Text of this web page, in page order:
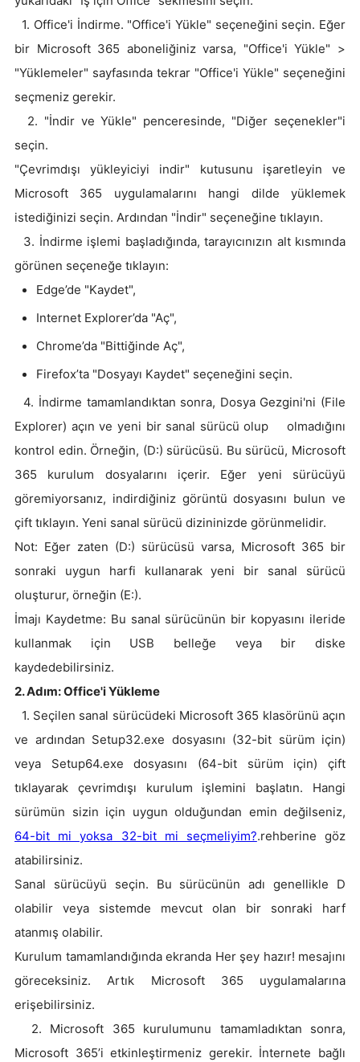
1. Office'i İndirme. "Office'i Yükle" seçeneğini seçin. Eğer
bir Microsoft 365 aboneliğiniz varsa, "Office'i Yükle" >
"Yüklemeler" sayfasında tekrar "Office'i Yükle" seçeneğini
seçmeniz gerekir.
2. "İndir ve Yükle" penceresinde, "Diğer seçenekler"i
seçin.
"Çevrimdışı yükleyiciyi indir" kutusunu işaretleyin ve
Microsoft 365 uygulamalarını hangi dilde yüklemek
istediğinizi seçin. Ardından "İndir" seçeneğine tıklayın.
3. İndirme işlemi başladığında, tarayıcınızın alt kısmında
görünen seçeneğe tıklayın:
Edge’de "Kaydet",
Internet Explorer’da "Aç",
Chrome’da "Bittiğinde Aç",
Firefox’ta "Dosyayı Kaydet" seçeneğini seçin.
4. İndirme tamamlandıktan sonra, Dosya Gezgini'ni (File
Explorer) açın ve yeni bir sanal sürücü olup olmadığını
kontrol edin. Örneğin, (D:) sürücüsü. Bu sürücü, Microsoft
365 kurulum dosyalarını içerir. Eğer yeni sürücüyü
göremiyorsanız, indirdiğiniz görüntü dosyasını bulun ve
çift tıklayın. Yeni sanal sürücü dizininizde görünmelidir.
Not: Eğer zaten (D:) sürücüsü varsa, Microsoft 365 bir
sonraki uygun harfi kullanarak yeni bir sanal sürücü
oluşturur, örneğin (E:).
İmajı Kaydetme: Bu sanal sürücünün bir kopyasını ileride
kullanmak için USB belleğe veya bir diske
kaydedebilirsiniz.
2. Adım: Office'i Yükleme
1. Seçilen sanal sürücüdeki Microsoft 365 klasörünü açın
ve ardından Setup32.exe dosyasını (32-bit sürüm için)
veya Setup64.exe dosyasını (64-bit sürüm için) çift
tıklayarak çevrimdışı kurulum işlemini başlatın. Hangi
sürümün sizin için uygun olduğundan emin değilseniz,
64-bit mi yoksa 32-bit mi seçmeliyim?.rehberine göz
atabilirsiniz.
Sanal sürücüyü seçin. Bu sürücünün adı genellikle D
olabilir veya sistemde mevcut olan bir sonraki harf
atanmış olabilir.
Kurulum tamamlandığında ekranda Her şey hazır! mesajını
göreceksiniz. Artık Microsoft 365 uygulamalarına
erişebilirsiniz.
2. Microsoft 365 kurulumunu tamamladıktan sonra,
Microsoft 365’i etkinleştirmeniz gerekir. İnternete bağlı